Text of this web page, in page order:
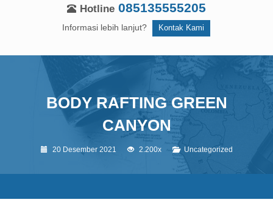
Hotline 085135555205
Informasi lebih lanjut? Kontak Kami
BODY RAFTING GREEN
CANYON
20 Desember 2021 2.200x Uncategorized